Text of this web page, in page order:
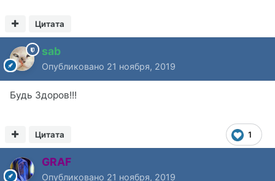
Цитата
sab
Опубликовано 21 ноября, 2019
Будь Здоров!!!
1
Цитата
GRAF
Опубликовано 21 ноября, 2019